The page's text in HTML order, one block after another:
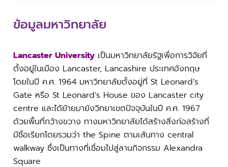
ข้อมูลมหาวิทยาลัย
Lancaster University เป็นมหาวิทยาลัยรัฐเพื่อการวิจัยที่
ตั้งอยู่ในเมือง Lancaster, Lancashire ประเทศอังกฤษ
โดยในปี ค.ศ. 1964 มหาวิทยาลัยตั้งอยู่ที่ St Leonard’s
Gate หรือ St Leonard’s House ของ Lancaster city
centre และได้ย้ายมายังวิทยาเขตปัจจุบันในปี ค.ศ. 1967
ด้วยพื้นที่กว้างขวาง ทางมหาวิทยาลัยได้สร้างสิ่งก่อสร้างที่
มีชื่อเรียกโดยรวมว่า the Spine ตามเส้นทาง central
walkway ซึ่งเป็นทางที่เชื่อมไปสู่ลานกิจกรรม Alexandra
Square